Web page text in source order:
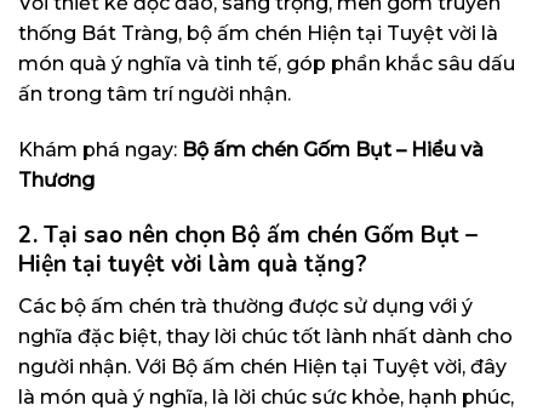
thống Bát Tràng, bộ ấm chén Hiện tại Tuyệt vời là
món quà ý nghĩa và tinh tế, góp phần khắc sâu dấu
ấn trong tâm trí người nhận.
Khám phá ngay: Bộ ấm chén Gốm Bụt – Hiểu và
Thương
2. Tại sao nên chọn Bộ ấm chén Gốm Bụt –
Hiện tại tuyệt vời làm quà tặng?
Các bộ ấm chén trà thường được sử dụng với ý
nghĩa đặc biệt, thay lời chúc tốt lành nhất dành cho
người nhận. Với Bộ ấm chén Hiện tại Tuyệt vời, đây
là món quà ý nghĩa, là lời chúc sức khỏe, hạnh phúc,